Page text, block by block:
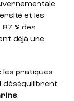
et les
% des
déjà une
les pratiques
déséquilibrent
.